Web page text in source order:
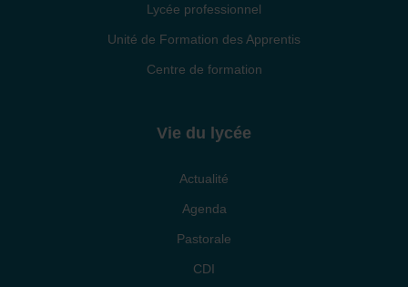
Lycée professionnel
Unité de Formation des Apprentis
Centre de formation
Vie du lycée
Actualité
Agenda
Pastorale
CDI